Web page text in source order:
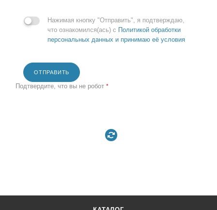
Нажимая кнопку "Отправить", я подтверждаю,
что ознакомился(ась) с Политикой обработки
персональных данных и принимаю её условия
ОТПРАВИТЬ
Подтвердите, что вы не робот *